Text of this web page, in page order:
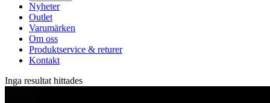
Nyheter
Outlet
Varumärken
Om oss
Produktservice & returer
Kontakt
Inga resultat hittades